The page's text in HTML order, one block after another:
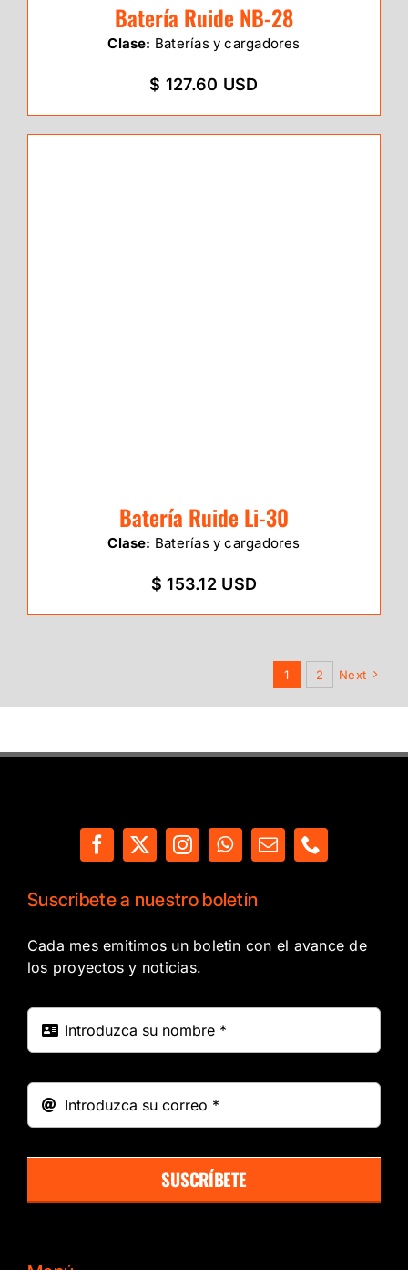
Batería Ruide NB-28
Clase: Baterías y cargadores
$ 127.60 USD
Batería Ruide Li-30
Clase: Baterías y cargadores
$ 153.12 USD
1 2 Next
Suscríbete a nuestro boletín
Cada mes emitimos un boletin con el avance de
los proyectos y noticias.
SUSCRÍBETE